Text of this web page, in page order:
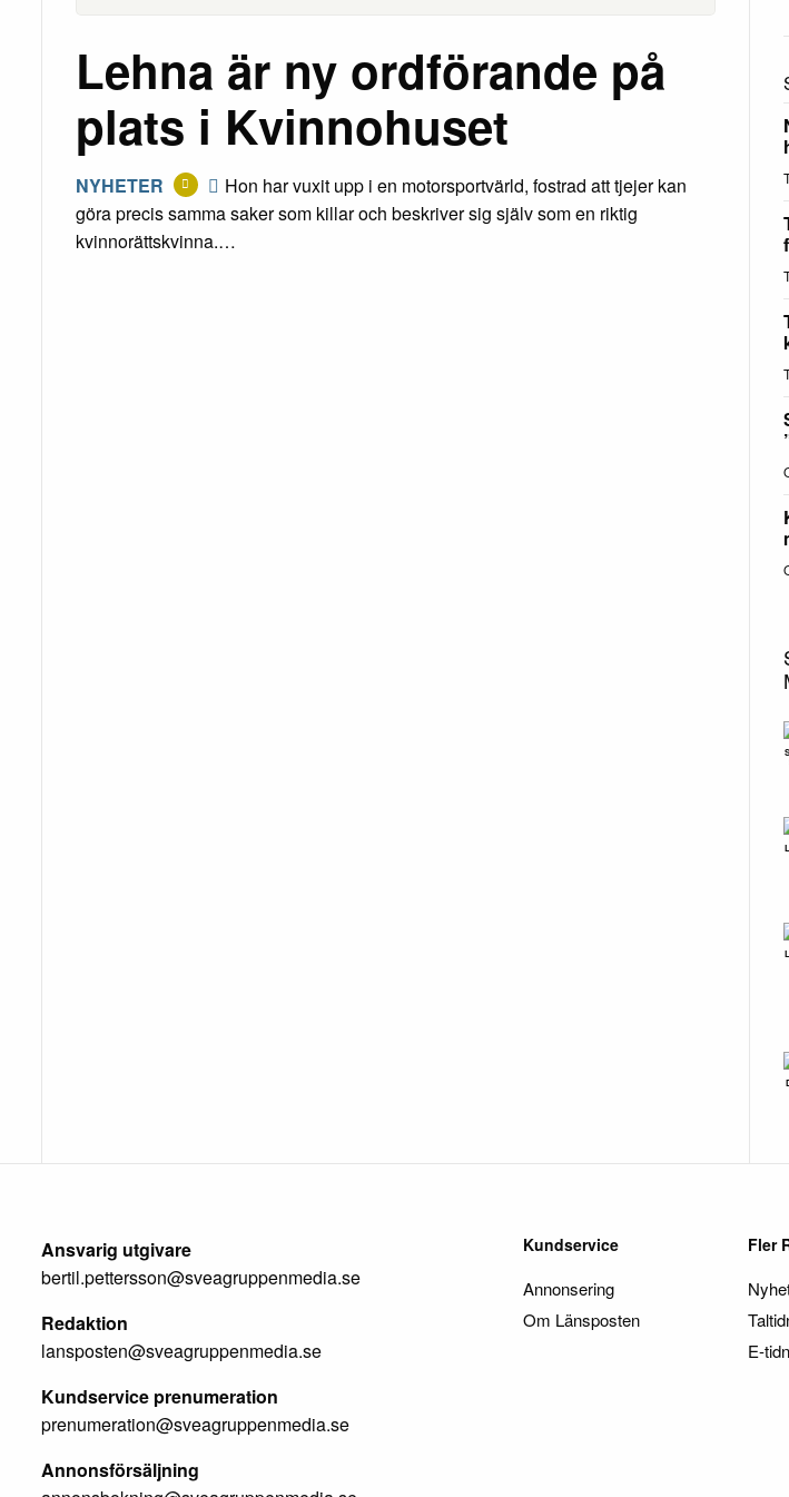
Lehna är ny ordförande på
plats i Kvinnohuset
NYHETER
Hon har vuxit upp i en motorsportvärld, fostrad att tjejer kan
göra precis samma saker som killar och beskriver sig själv som en riktig
kvinnorättskvinna.…
Ansvarig utgivare
bertil.pettersson@sveagruppenmedia.se
Redaktion
lansposten@sveagruppenmedia.se
Kundservice prenumeration
prenumeration@sveagruppenmedia.se
Annonsförsäljning
Kundservice
Annonsering
Om Länsposten
Fler
E-